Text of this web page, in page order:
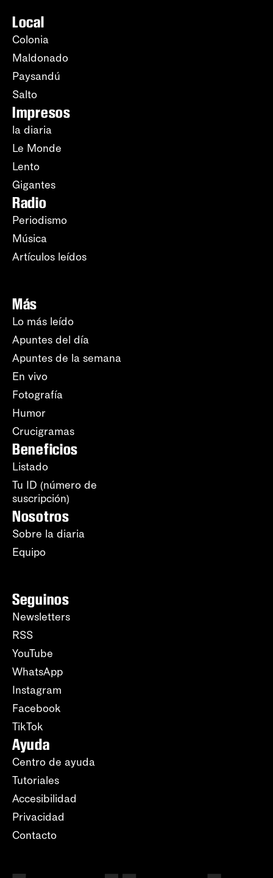
Local
Colonia
Maldonado
Paysandú
Salto
Impresos
la diaria
Le Monde
Lento
Gigantes
Radio
Periodismo
Música
Artículos leídos
Más
Lo más leído
Apuntes del día
Apuntes de la semana
En vivo
Fotografía
Humor
Crucigramas
Beneficios
Listado
Tu ID (número de
suscripción)
Nosotros
Sobre la diaria
Equipo
Seguinos
Newsletters
RSS
YouTube
WhatsApp
Instagram
Facebook
TikTok
Ayuda
Centro de ayuda
Tutoriales
Accesibilidad
Privacidad
Contacto